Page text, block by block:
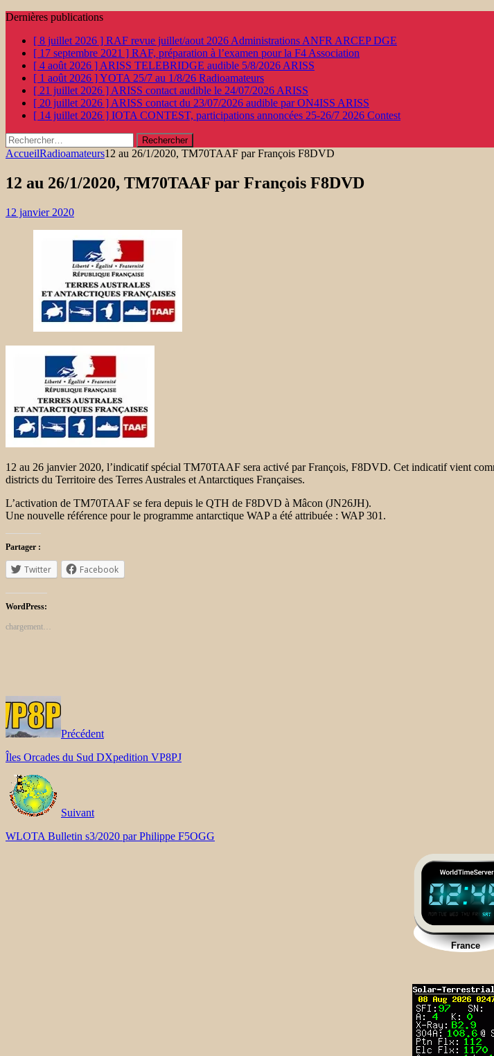
Dernières publications
[ 8 juillet 2026 ] RAF revue juillet/aout 2026 Administrations ANFR ARCEP DGE
[ 17 septembre 2021 ] RAF, préparation à l’examen pour la F4 Association
[ 4 août 2026 ] ARISS TELEBRIDGE audible 5/8/2026 ARISS
[ 1 août 2026 ]YOTA 25/7 au 1/8/26 Radioamateurs
[ 21 juillet 2026 ] ARISS contact audible le 24/07/2026 ARISS
[ 20 juillet 2026 ] ARISS contact du 23/07/2026 audible par ON4ISS ARISS
[ 14 juillet 2026 ] IOTA CONTEST, participations annoncées 25-26/7 2026 Contest
Rechercher :
AccueilRadioamateurs12 au 26/1/2020, TM70TAAF par François F8DVD
12 au 26/1/2020, TM70TAAF par François F8DVD
12 janvier 2020
12 au 26 janvier 2020, l’indicatif spécial TM70TAAF sera activé par François, F8DVD. Cet indicatif vient
districts du Territoire des Terres Australes et Antarctiques Françaises.
L’activation de TM70TAAF se fera depuis le QTH de F8DVD à Mâcon (JN26JH).
Une nouvelle référence pour le programme antarctique WAP a été attribuée : WAP 301.
Partager :
Twitter Facebook
WordPress:
chargement…
Précédent
Îles Orcades du Sud DXpedition VP8PJ
Suivant
WLOTA Bulletin s3/2020 par Philippe F5OGG